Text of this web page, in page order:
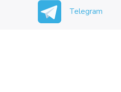
Telegram